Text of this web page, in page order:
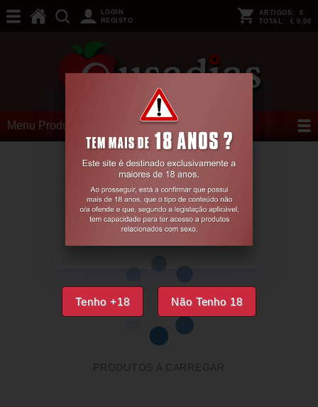
Tenho +18 Não Tenho 18
LOGIN
REGISTO
ARTIGOS: 0
TOTAL: € 0,00
Menu Produtos
PRODUTOS A CARREGAR